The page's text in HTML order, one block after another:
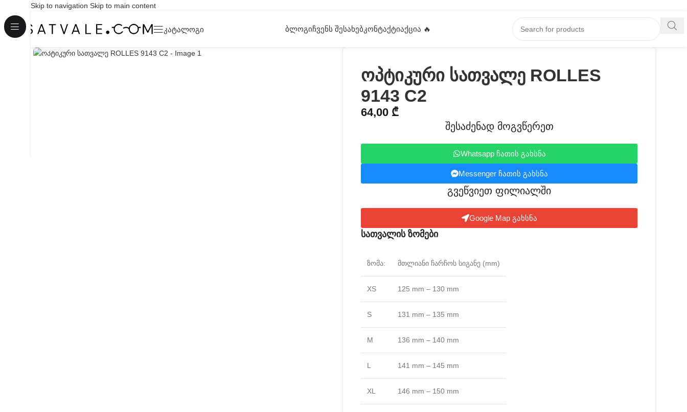
Skip to navigation Skip to main content
ᲙᲐᲢᲐᲚᲝᲒᲘ ᲑᲚᲝᲒᲘᲩᲕᲔᲜᲡ ᲨᲔᲡᲐᲮᲔᲑᲙᲝᲜᲢᲐᲥᲢᲘᲐᲥᲪᲘᲐ 🔥
ოპტიკური სათვალე ROLLES
9143 C2
64,00 ₾
შესაძენად მოგვწერეთ
Whatsapp ჩათის გახსნა
Messenger ჩათის გახსნა
გვეწვიეთ ფილიალში​
Google Map გახსნა
სათვალის ზომები
ზომა: მთლიანი ჩარჩოს სიგანე (mm)
XS 125 mm – 130 mm
S 131 mm – 135 mm
M 136 mm – 140 mm
L 141 mm – 145 mm
XL 146 mm – 150 mm